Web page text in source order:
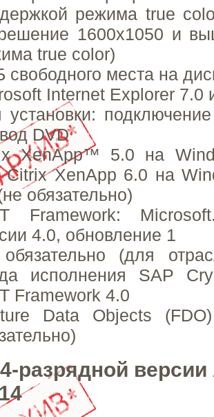
режима true
1600х1050 и
true color)
свободного места на
Internet Explorer
установки:
DVD
XenApp™ 5.0 на
Citrix XenApp 6.0 на
обязательно)
Framework:
4.0, обновление 1
(для
исполнения SAP
Framework 4.0
Data Objects
разрядной версии